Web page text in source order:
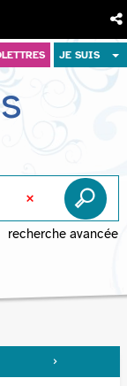
JE SUIS
recherche avancée